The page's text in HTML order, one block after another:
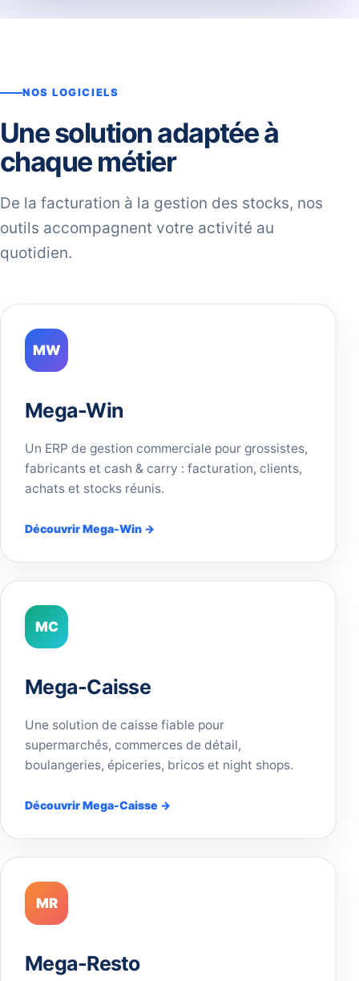
NOS LOGICIELS
Une solution adaptée à
chaque métier
De la facturation à la gestion des stocks, nos
outils accompagnent votre activité au
quotidien.
MW
Mega-Win
Un ERP de gestion commerciale pour grossistes,
fabricants et cash & carry : facturation, clients,
achats et stocks réunis.
Découvrir Mega-Win →
MC
Mega-Caisse
Une solution de caisse fiable pour
supermarchés, commerces de détail,
boulangeries, épiceries, bricos et night shops.
Découvrir Mega-Caisse →
MR
Mega-Resto